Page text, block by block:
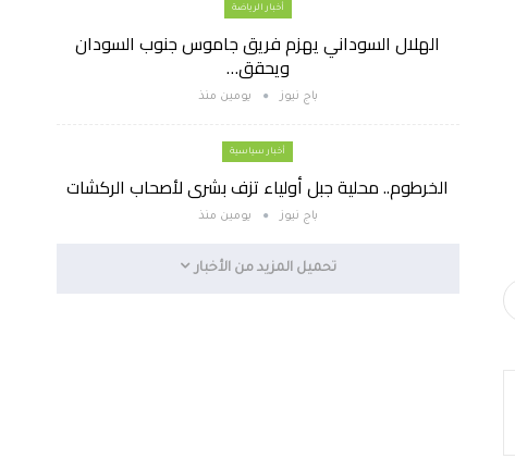
أخبار الرياضة
الهلال السوداني يهزم فريق جاموس جنوب السودان
ويحقق…
باج نيوز يومين منذ
أخبار سياسية
الخرطوم.. محلية جبل أولياء تزف بشرى لأصحاب الركشات
باج نيوز يومين منذ
تحميل المزيد من الأخبار